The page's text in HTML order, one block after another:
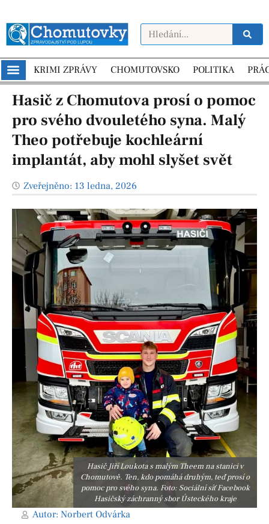
KRIMI ZPRÁVY CHOMUTOVSKO POLITIKA
Hasič z Chomutova prosí o pomoc
pro svého dvouletého syna. Malý
Theo potřebuje kochleární
implantát, aby mohl slyšet svět
Zveřejněno: 13 ledna, 2026
Hasič Jiří Loukota s malým Theem na stanici v
Chomutově. Ten, kdo pomáhá druhým, teď prosí o
pomoc pro svého syna. Foto: Sociální síť Facebook
Hasičský záchranný sbor Ústeckého kraje
Autor: Norbert Odvárka